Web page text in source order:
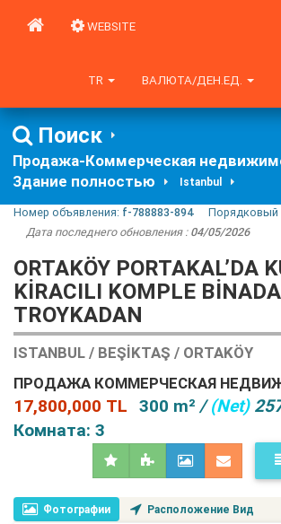
WEBSITE
ВАЛЮТА/ДЕН.ЕД.
TR
Поиск
Продажа-Коммерческая
Здание полностью
Istanbul
Номер объявления: f-788883-894 Порядковый
Дата последнего обновления :04/05/2026
ORTAKÖY PORTAKAL’DA
KIRACILI KOMPLE
TROYKADAN
ISTANBUL / BEŞIKTAŞ / ORTAKÖY
ПРОДАЖА КОММЕРЧЕСКАЯ
17,800,000 TL 300 m² /(Net)
Комната: 3
Фотографии Расположение Вид